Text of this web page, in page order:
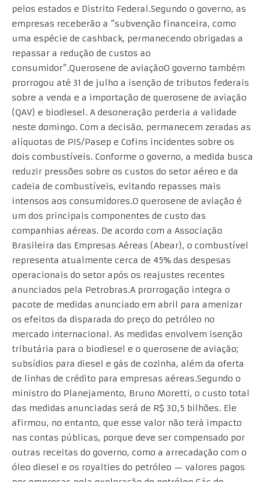
pelos estados e Distrito Federal.Segundo o governo, as
empresas receberão a “subvenção financeira, como
uma espécie de cashback, permanecendo obrigadas a
repassar a redução de custos ao
consumidor”.Querosene de aviaçãoO governo também
prorrogou até 31 de julho a isenção de tributos federais
sobre a venda e a importação de querosene de aviação
(QAV) e biodiesel. A desoneração perderia a validade
neste domingo. Com a decisão, permanecem zeradas as
alíquotas de PIS/Pasep e Cofins incidentes sobre os
dois combustíveis. Conforme o governo, a medida busca
reduzir pressões sobre os custos do setor aéreo e da
cadeia de combustíveis, evitando repasses mais
intensos aos consumidores.O querosene de aviação é
um dos principais componentes de custo das
companhias aéreas. De acordo com a Associação
Brasileira das Empresas Aéreas (Abear), o combustível
representa atualmente cerca de 45% das despesas
operacionais do setor após os reajustes recentes
anunciados pela Petrobras.A prorrogação integra o
pacote de medidas anunciado em abril para amenizar
os efeitos da disparada do preço do petróleo no
mercado internacional. As medidas envolvem isenção
tributária para o biodiesel e o querosene de aviação;
subsídios para diesel e gás de cozinha, além da oferta
de linhas de crédito para empresas aéreas.Segundo o
ministro do Planejamento, Bruno Moretti, o custo total
das medidas anunciadas será de R$ 30,5 bilhões. Ele
afirmou, no entanto, que esse valor não terá impacto
nas contas públicas, porque deve ser compensado por
outras receitas do governo, como a arrecadação com o
óleo diesel e os royalties do petróleo — valores pagos